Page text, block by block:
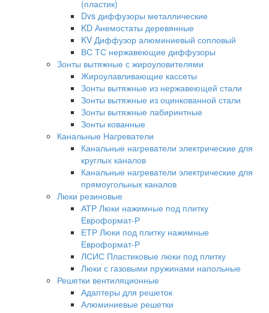
(пластик)
Dvs диффузоры металлические
KD Анемостаты деревянные
KV Диффузор алюминиевый сопловый
ВС ТС нержавеющие диффузоры
Зонты вытяжные с жироуловителями
Жироулавливающие кассеты
Зонты вытяжные из нержавеющей стали
Зонты вытяжные из оцинкованной стали
Зонты вытяжные лабиринтные
Зонты кованные
Канальные Нагреватели
Канальные нагреватели электрические для
круглых каналов
Канальные нагреватели электрические для
прямоугольных каналов
Люки резиновые
АТР Люки нажимные под плитку
Евроформат-Р
ЕТР Люки под плитку нажимные
Евроформат-Р
ЛСИС Пластиковые люки под плитку
Люки с газовыми пружинами напольные
Решетки вентиляционные
Адаптеры для решеток
Алюминиевые решетки